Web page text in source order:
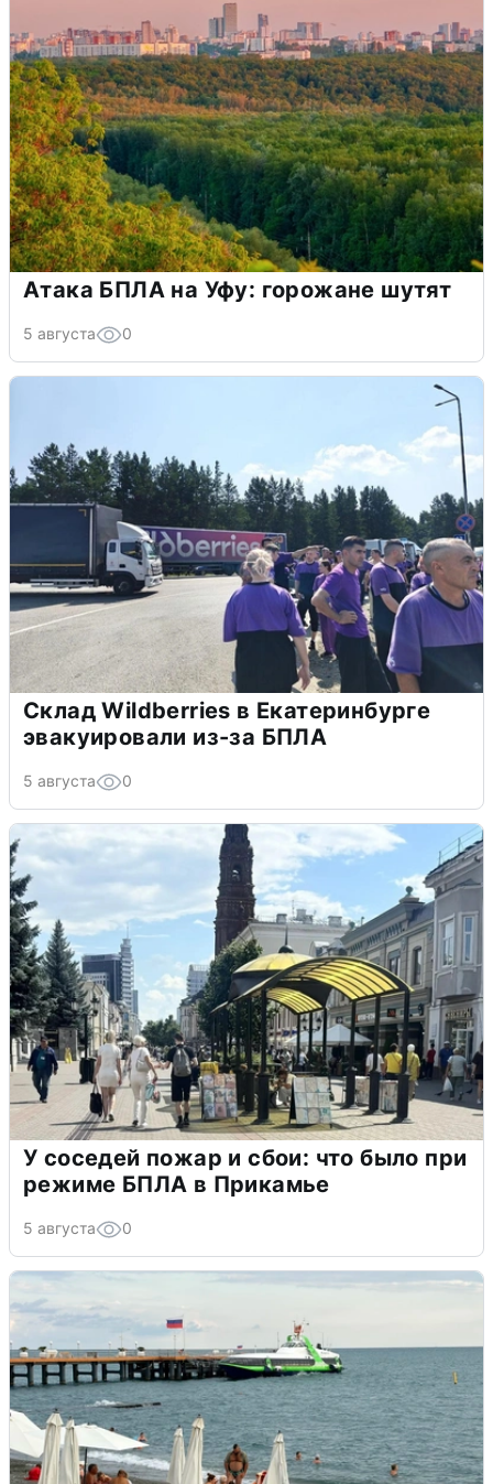
Атака БПЛА на Уфу: горожане шутят
5 августа 0
Склад Wildberries в Екатеринбурге
эвакуировали из-за БПЛА
5 августа 0
У соседей пожар и сбои: что было при
режиме БПЛА в Прикамье
5 августа 0